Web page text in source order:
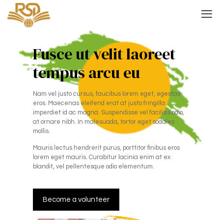
Fusce ut velit laoreet
tempus arcu eu
Nam vel justo cursus, faucibus lorem eget, egestas
eros. Maecenas eleifend erat at justo fringilla
imperdiet id ac magna. Suspendisse vel facilisis odio,
at ornare nibh. In malesuada, tortor eget sodales
mollis.
Mauris lectus hendrerit purus, porttitor finibus eros
lorem eget mauris. Curabitur lacinia enim at ex
blandit, vel pellentesque odio elementum.
Become a volunteer